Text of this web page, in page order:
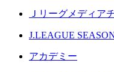
Ｊリーグメディア
J.LEAGUE
アカデミー